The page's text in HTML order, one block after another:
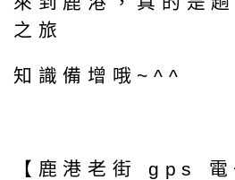
之旅
知識備增哦~^^
【鹿港老街 gps 電